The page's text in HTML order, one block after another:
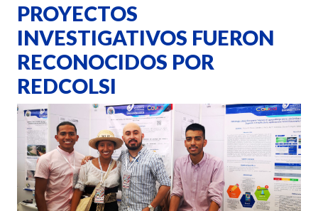
PROYECTOS
INVESTIGATIVOS FUERON
RECONOCIDOS POR
REDCOLSI